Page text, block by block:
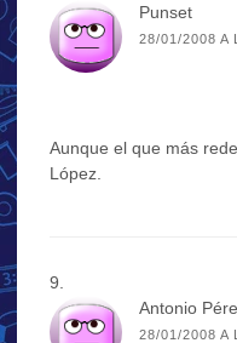
Punset
28/01/2008 A
Aunque el que más
López.
Antonio
28/01/2008 A